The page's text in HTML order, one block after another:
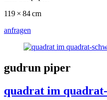
119 × 84 cm
anfragen
gudrun piper
quadrat im